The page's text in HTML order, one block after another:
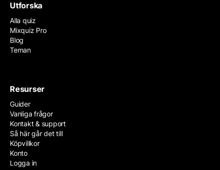
Utforska
Alla quiz
Mixquiz Pro
Blog
Teman
Resurser
Guider
Vanliga frågor
Kontakt & support
Så här går det till
Köpvillkor
Konto
Logga in